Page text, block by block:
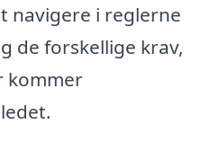
navigere i reglerne
de forskellige krav,
kommer